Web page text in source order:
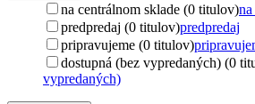
na centrálnom sklade (0 titulov)
predpredaj (0 titulov)predpredaj
pripravujeme (0 titulov)
dostupná (bez vypredaných) (0
vypredaných)